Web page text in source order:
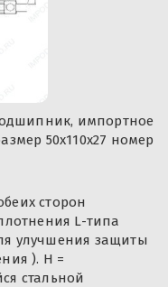
импортное
50x110x27 номер
сторон
L-типа
улучшения защиты
). H =
стальной